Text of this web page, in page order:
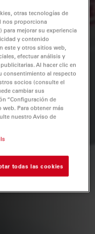
otras tecnologías de
nos proporciona
mejorar su experiencia
y contenido
este y otros sitios web,
efectuar análisis y
Al hacer clic en
consentimiento al respecto
socios (consulte el
cambiar sus
“Configuración de
Para obtener más
nuestro Aviso de
todas las cookies